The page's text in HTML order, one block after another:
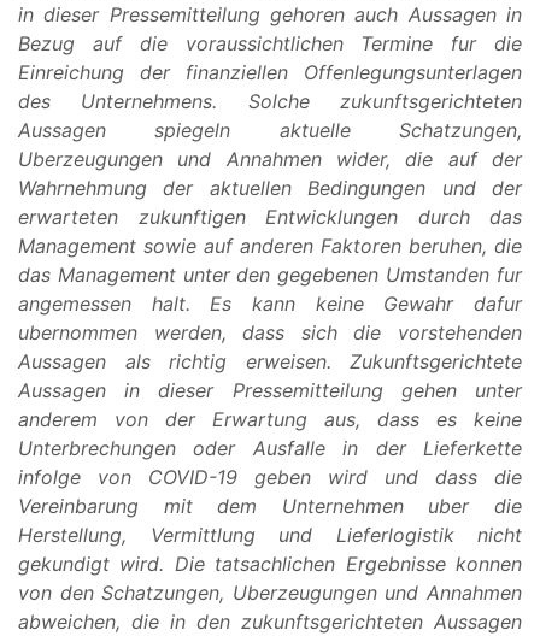
in dieser Pressemitteilung gehoren auch Aussagen in
Bezug auf die voraussichtlichen Termine fur die
Einreichung der finanziellen Offenlegungsunterlagen
des Unternehmens. Solche zukunftsgerichteten
Aussagen spiegeln aktuelle Schatzungen,
Uberzeugungen und Annahmen wider, die auf der
Wahrnehmung der aktuellen Bedingungen und der
erwarteten zukunftigen Entwicklungen durch das
Management sowie auf anderen Faktoren beruhen, die
das Management unter den gegebenen Umstanden fur
angemessen halt. Es kann keine Gewahr dafur
ubernommen werden, dass sich die vorstehenden
Aussagen als richtig erweisen. Zukunftsgerichtete
Aussagen in dieser Pressemitteilung gehen unter
anderem von der Erwartung aus, dass es keine
Unterbrechungen oder Ausfalle in der Lieferkette
infolge von COVID-19 geben wird und dass die
Vereinbarung mit dem Unternehmen uber die
Herstellung, Vermittlung und Lieferlogistik nicht
gekundigt wird. Die tatsachlichen Ergebnisse konnen
von den Schatzungen, Uberzeugungen und Annahmen
abweichen, die in den zukunftsgerichteten Aussagen